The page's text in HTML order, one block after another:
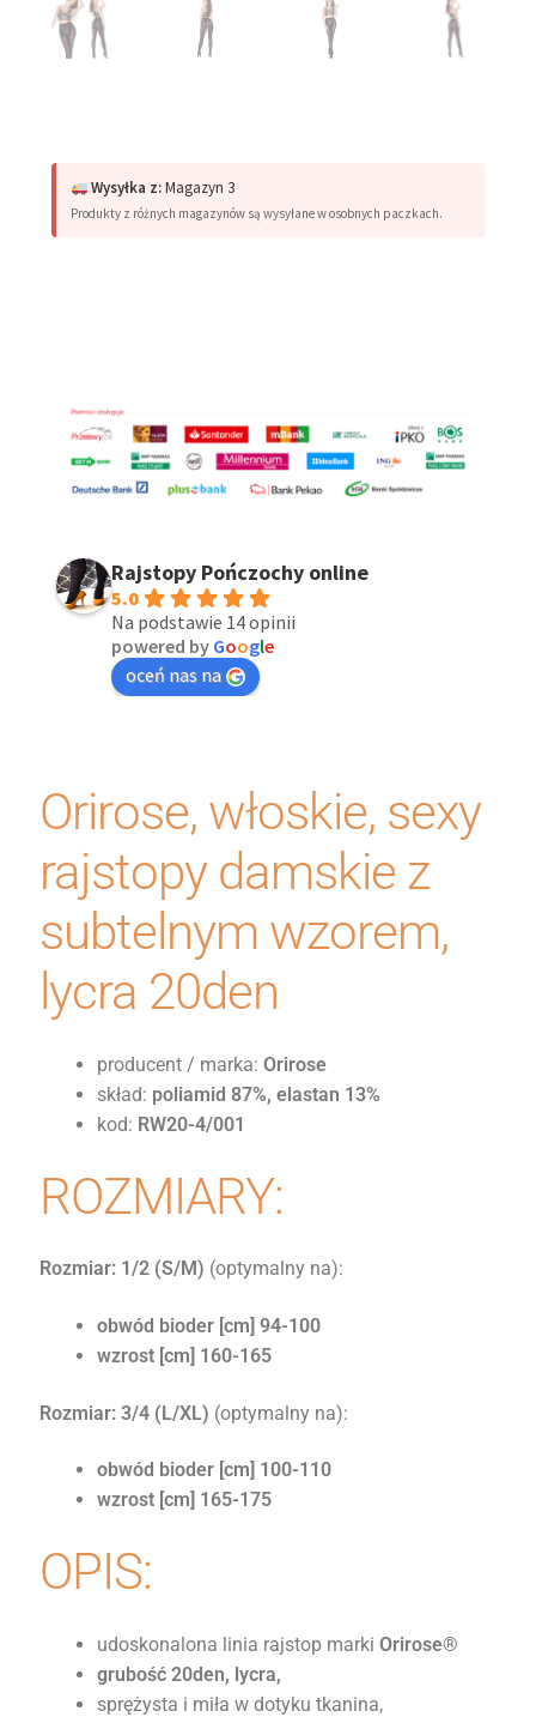
Wysyłka z:Magazyn 3
Produkty z różnych magazynów są wysyłane w osobnych paczkach.
Rajstopy Pończochy online
5.0
Na podstawie 14 opinii
powered by Google
oceń nas na
Orirose, włoskie, sexy
rajstopy damskie z
subtelnym wzorem,
lycra 20den
producent / marka: Orirose
skład: poliamid 87%, elastan 13%
kod: RW20-4/001
ROZMIARY:
Rozmiar: 1/2 (S/M) (optymalny na):
obwód bioder [cm] 94-100
wzrost [cm] 160-165
Rozmiar: 3/4 (L/XL) (optymalny na):
obwód bioder [cm] 100-110
wzrost [cm] 165-175
OPIS:
udoskonalona linia rajstop marki Orirose®
grubość 20den, lycra,
sprężysta i miła w dotyku tkanina,